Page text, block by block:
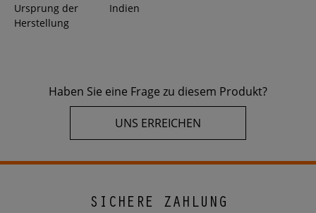
Ursprung der
Herstellung
Indien
Haben Sie eine Frage zu diesem Produkt?
UNS ERREICHEN
SICHERE ZAHLUNG